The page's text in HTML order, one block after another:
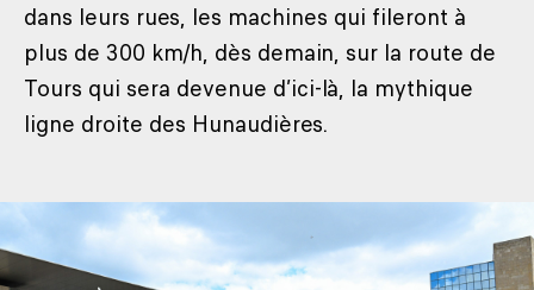
dans leurs rues, les machines qui fileront à
plus de 300 km/h, dès demain, sur la route de
Tours qui sera devenue d’ici-là, la mythique
ligne droite des Hunaudières.